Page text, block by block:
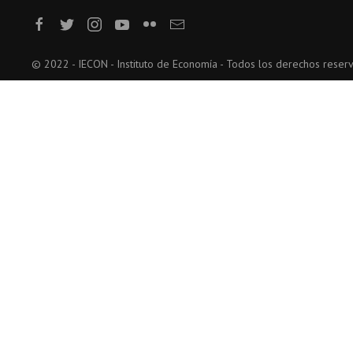
© 2022 - IECON - Instituto de Economía - Todos los derechos